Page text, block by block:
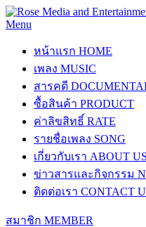
Menu
หน้าแรก HOME
เพลง MUSIC
สารคดี
ซื้อสินค้า PRODUCT
ค่าลิขสิทธิ์ RATE
รายชื่อเพลง SONG
เกี่ยวกับเรา ABOUT US
ข่าวสารและกิจกรรม
ติดต่อเรา CONTACT
สมาชิก MEMBER